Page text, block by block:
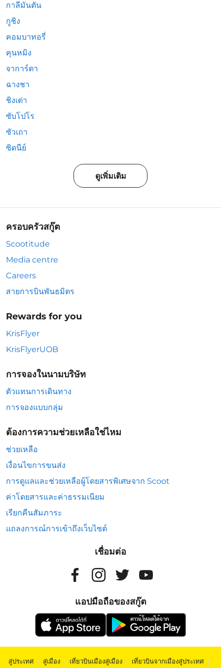
กาลีมันตัน
กูชิง
คอมบาทอรี่
คุนหมิง
จาการ์ตา
ฉางชา
ชิงเต่า
ซับโปโร
ซัวเถา
ซิดนีย์
ดูเพิ่มเติม
ครอบครัวสกู๊ต
Scootitude
Media centre
Careers
สายการบินพันธมิตร
Rewards for you
KrisFlyer
KrisFlyerUOB
การจองในนามบริษัท
ตัวแทนการเดินทาง
การจองแบบกลุ่ม
ต้องการความช่วยเหลือใช่ไหม
ช่วยเหลือ
เงื่อนไขการขนส่ง
การดูแลและช่วยเหลือผู้โดยสารพิเศษจาก Scoot
ค่าโดยสารและค่าธรรมเนียม
เรียกคืนสัมภาระ
แถลงการณ์การเข้าถึงเว็บไซต์
เชื่อมต่อ
แอปมือถือของสกู๊ต
สู่ประเทศ | สู่เมือง | เที่ยวบินเมืองสู่เมือง | เที่ยวบินจากเมืองสู่ประเทศ |